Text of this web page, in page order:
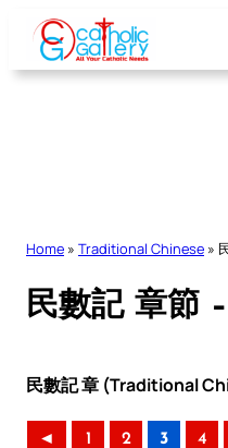
Skip
content
Home » Traditional Chinese »
民數記 章節
民數記 章 (Traditional
◄ 1 2 3 4